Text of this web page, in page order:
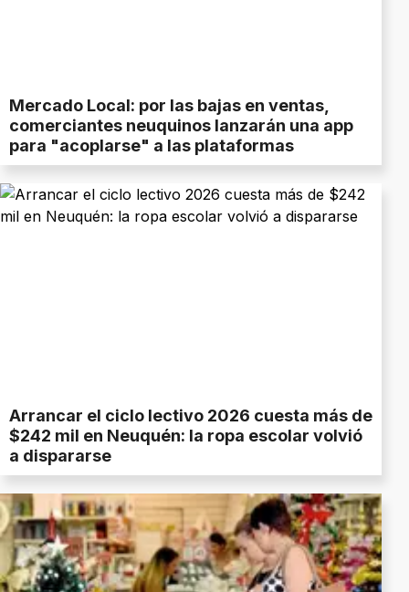
Mercado Local: por las bajas en ventas,
comerciantes neuquinos lanzarán una app
para "acoplarse" a las plataformas
Arrancar el ciclo lectivo 2026 cuesta más de
$242 mil en Neuquén: la ropa escolar volvió
a dispararse